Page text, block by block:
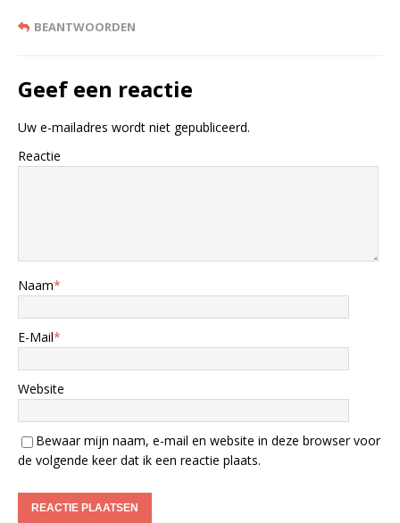
BEANTWOORDEN
Geef een reactie
Uw e-mailadres wordt niet gepubliceerd.
Reactie
Naam*
E-Mail*
Website
Bewaar mijn naam, e-mail en website in deze browser voor
de volgende keer dat ik een reactie plaats.